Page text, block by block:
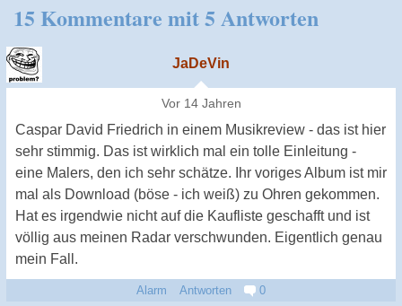
15 Kommentare mit 5 Antworten
JaDeVin
Vor 14 Jahren
Caspar David Friedrich in einem Musikreview - das ist hier
sehr stimmig. Das ist wirklich mal ein tolle Einleitung -
eine Malers, den ich sehr schätze. Ihr voriges Album ist mir
mal als Download (böse - ich weiß) zu Ohren gekommen.
Hat es irgendwie nicht auf die Kaufliste geschafft und ist
völlig aus meinen Radar verschwunden. Eigentlich genau
mein Fall.
Alarm Antworten 0